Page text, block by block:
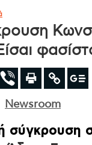
Newsroom